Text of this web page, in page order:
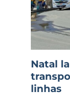
Natal
linhas